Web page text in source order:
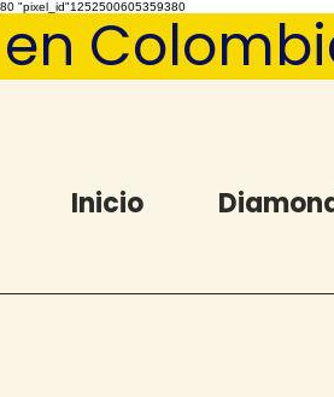
"pixel_id"1252500605359380
en
Inicio